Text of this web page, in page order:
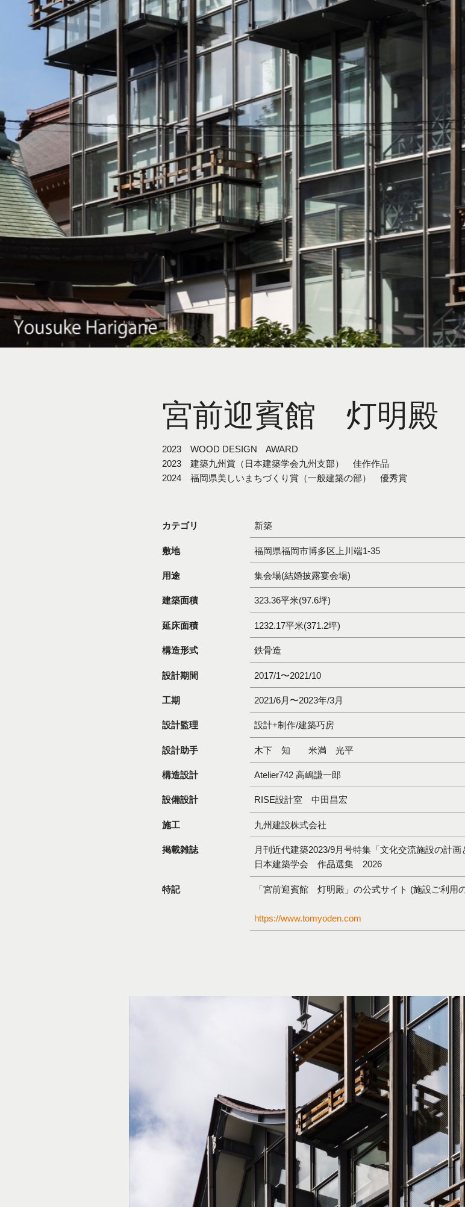
宮前迎賓館 灯明殿
2023 WOOD DESIGN AWARD
2023 建築九州賞（日本建築学会九州支部） 佳作作品
2024 福岡県美しいまちづくり賞（一般建築の部） 優秀賞
カテゴリ 新築
敷地 福岡県福岡市博多区上川端1-35
用途 集会場(結婚披露宴会場)
建築面積 323.36平米(97.6坪)
延床面積 1232.17平米(371.2坪)
構造形式 鉄骨造
設計期間 2017/1〜2021/10
工期 2021/6月〜2023年/3月
設計監理 設計+制作/建築巧房
設計助手 木下 知 米満 光平
構造設計 Atelier742 高嶋謙一郎
設備設計 RISE設計室 中田昌宏
施工 九州建設株式会社
掲載雑誌
月刊近代建築2023/9月号特集「文化交流施設の計画
日本建築学会 作品選集 2026
特記 「宮前迎賓館 灯明殿」の公式サイト (施設ご利用
https://www.tomyoden.com